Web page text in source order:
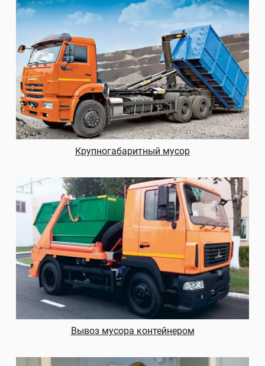
Крупногабаритный мусор
Вывоз мусора контейнером